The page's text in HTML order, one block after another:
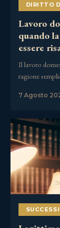
DIRITTO
Lavoro
quando
essere
Il lavoro
ragione
7 Agosto